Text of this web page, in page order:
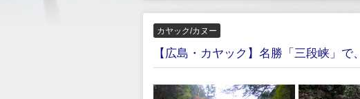
カヤック/カヌー
【広島・カヤック】名勝「三段峡」で